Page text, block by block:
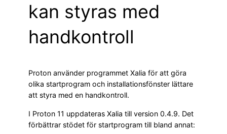
kan styras med
handkontroll
Proton använder programmet Xalia för att göra
olika startprogram och installationsfönster lättare
att styra med en handkontroll.
I Proton 11 uppdateras Xalia till version 0.4.9. Det
förbättrar stödet för startprogram till bland annat: